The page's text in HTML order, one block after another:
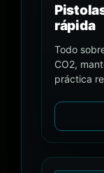
rápida
Todo
CO2,
práctica